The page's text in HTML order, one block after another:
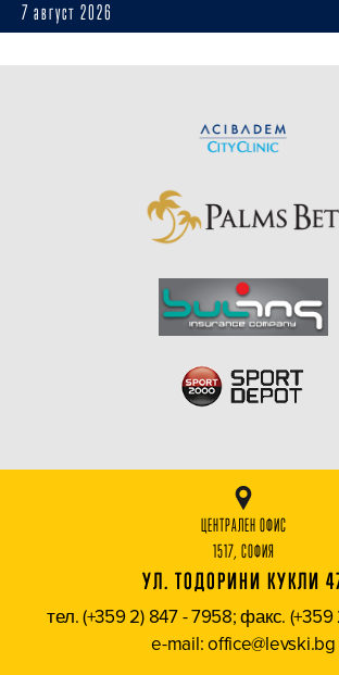
7 август 2026
ЦЕНТРАЛЕН ОФИС
1517, СОФИЯ
УЛ. ТОДОРИНИ КУКЛИ
тел. (+359 2) 847 - 7958; факс.
e-mail: office@levski.bg